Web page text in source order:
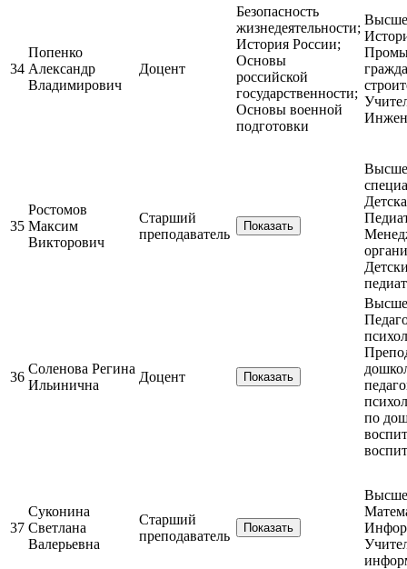
34
Попенко
Александр
Владимирович
Доцент
Безопасность
жизнедеятельности;
История России;
Основы
российской
государственности;
Основы военной
подготовки
35
Ростомов
Максим
Викторович
Старший
преподаватель
Показать
36
Соленова Регина
Ильинична
Доцент Показать
по
37
Суконина
Светлана
Валерьевна
Старший
преподаватель
Показать